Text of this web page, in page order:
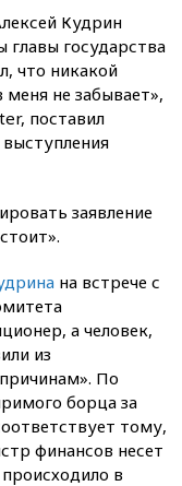
Кудрин
главы государства
что никакой
не забывает»,
поставил
заявление
на встрече с
а человек,
из
По
борца за
тому,
финансов несет
в